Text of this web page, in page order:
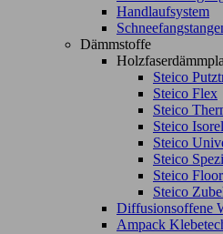
Handlaufsystem
Dämmstoffe
Steico
Steico Flex
Steico
Steico
Steico
Steico
Steico Floor
Steico
Diffusionsoffene
Ampack